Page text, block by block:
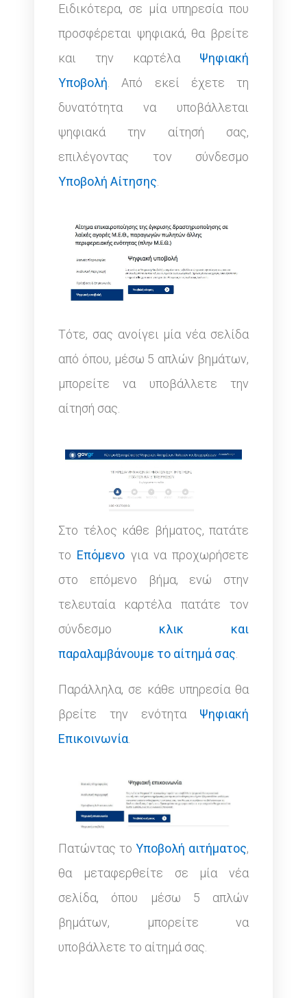
Ειδικότερα, σε μία υπηρεσία που
προσφέρεται ψηφιακά, θα βρείτε
και την καρτέλα Ψηφιακή
Υποβολή . Από εκεί έχετε τη
δυνατότητα να υποβάλλεται
ψηφιακά την αίτησή σας,
επιλέγοντας τον σύνδεσμο
Υποβολή Αίτησης
Τότε, σας ανοίγει μία νέα σελίδα
από όπου, μέσω 5 απλών βημάτων,
μπορείτε να υποβάλλετε την
αίτησή σας.
Στο τέλος κάθε βήματος, πατάτε
το Επόμενο για να προχωρήσετε
στο επόμενο βήμα, ενώ στην
τελευταία καρτέλα πατάτε τον
σύνδεσμο κλικ και
παραλαμβάνουμε το αίτημά σας
Παράλληλα, σε κάθε υπηρεσία θα
βρείτε την ενότητα Ψηφιακή
Επικοινωνία
Πατώντας το Υποβολή αιτήματος,
θα μεταφερθείτε σε μία νέα
σελίδα, όπου μέσω 5 απλών
βημάτων, μπορείτε να
υποβάλλετε το αίτημά σας.